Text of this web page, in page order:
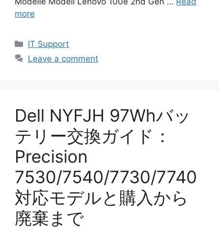
more
Categories
IT Support
Leave a comment
Dell NYFJH 97Whバッ
テリー交換ガイド：
Precision
7530/7540/7730/7740
対応モデルと購入から
廃棄まで